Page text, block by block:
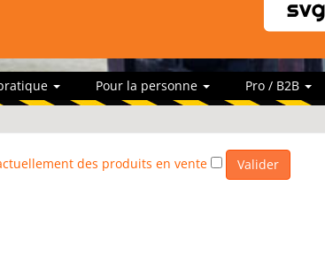
Pour la personne Pro / B2B
des produits en vente